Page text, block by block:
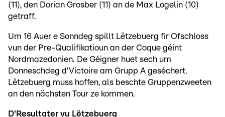
(11), den Dorian Grosber (11) an de Max Logelin (10)
getraff.
Um 16 Auer e Sonndeg spillt Lëtzebuerg fir Ofschloss
vun der Pre-Qualifikatioun an der Coque géint
Nordmazedonien. De Géigner huet sech um
Donneschdeg d'Victoire am Grupp A geséchert.
Lëtzebuerg muss hoffen, als beschte Gruppenzweeten
an den nächsten Tour ze kommen.
D'Resultater vu Lëtzebuerg